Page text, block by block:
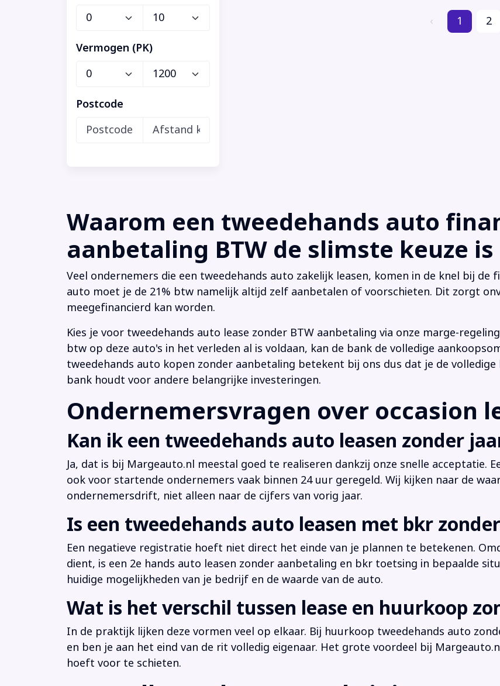
Vermogen (PK)
Postcode
‹ 1 2
Waarom een tweedehands auto
aanbetaling BTW de slimste keuze is
Veel ondernemers die een tweedehands auto zakelijk leasen, komen in de knel bij de
auto moet je de 21% btw namelijk altijd zelf aanbetalen of voorschieten. Dit zorgt
meegefinancierd kan worden.
Kies je voor tweedehands auto lease zonder BTW aanbetaling via onze marge-
btw op deze auto's in het verleden al is voldaan, kan de bank de volledige
tweedehands auto kopen zonder aanbetaling betekent bij ons dus dat je de
bank houdt voor andere belangrijke investeringen.
Ondernemersvragen over occasion
Kan ik een tweedehands auto leasen zonder
Ja, dat is bij Margeauto.nl meestal goed te realiseren dankzij onze snelle acceptatie.
ook voor startende ondernemers vaak binnen 24 uur geregeld. Wij kijken naar de
ondernemersdrift, niet alleen naar de cijfers van vorig jaar.
Is een tweedehands auto leasen met bkr
Een negatieve registratie hoeft niet direct het einde van je plannen te betekenen.
dient, is een 2e hands auto leasen zonder aanbetaling en bkr toetsing in bepaalde
huidige mogelijkheden van je bedrijf en de waarde van de auto.
Wat is het verschil tussen lease en huurkoop
In de praktijk lijken deze vormen veel op elkaar. Bij huurkoop tweedehands auto
en ben je aan het eind van de rit volledig eigenaar. Het grote voordeel bij
hoeft voor te schieten.